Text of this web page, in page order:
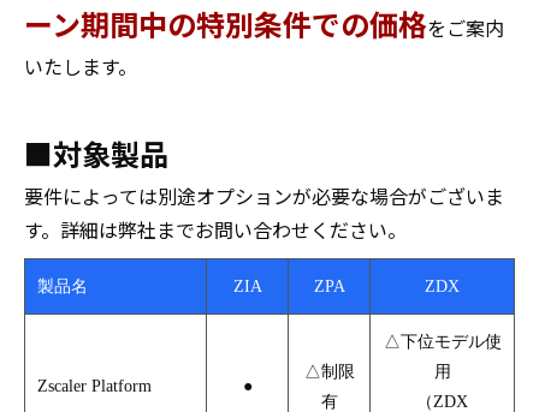
ーン期間中の特別条件での価格をご案内
いたします。
■対象製品
要件によっては別途オプションが必要な場合がございま
す。詳細は弊社までお問い合わせください。
製品名 ZIA ZPA ZDX
Zscaler Platform ●
△制限
有
△下位モデル使
用
（ZDX